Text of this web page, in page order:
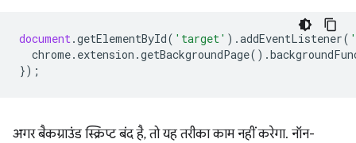
document.getElementById( 'target' ).addEventListener(
chrome. extension .getBackgroundPage().
});
अगर बैकग्राउंड स्क्रिप्ट बंद है, तो यह तरीका काम नहीं करेगा. नॉन-